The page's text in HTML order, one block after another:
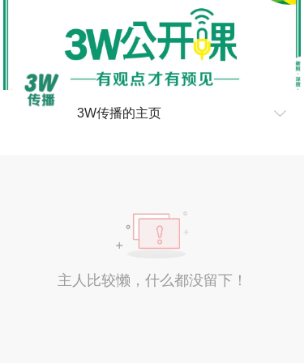
3W传播的主页
主人比较懒，什么都没留下！